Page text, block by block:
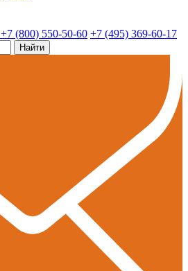
+7 (800) 550-50-60 +7 (495) 369-60-17
Найти